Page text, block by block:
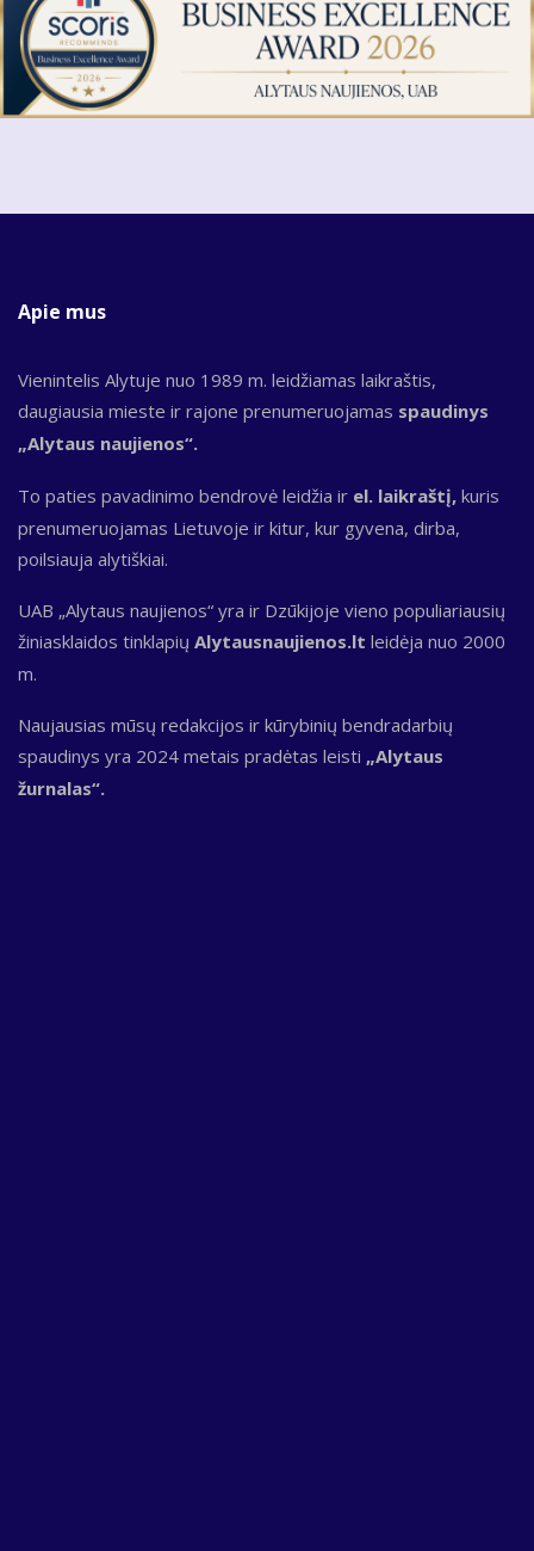
Apie mus
Vienintelis Alytuje nuo 1989 m. leidžiamas laikraštis,
daugiausia mieste ir rajone prenumeruojamas spaudinys
„Alytaus naujienos“.
To paties pavadinimo bendrovė leidžia ir el. laikraštį, kuris
prenumeruojamas Lietuvoje ir kitur, kur gyvena, dirba,
poilsiauja alytiškiai.
UAB „Alytaus naujienos“ yra ir Dzūkijoje vieno populiariausių
žiniasklaidos tinklapių Alytausnaujienos.lt leidėja nuo 2000
m.
Naujausias mūsų redakcijos ir kūrybinių bendradarbių
spaudinys yra 2024 metais pradėtas leisti „Alytaus
žurnalas“.